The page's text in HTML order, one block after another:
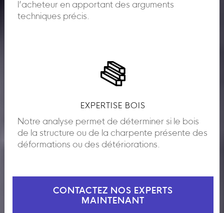
l’acheteur en apportant des arguments
techniques précis.
EXPERTISE BOIS
Notre analyse permet de déterminer si le bois
de la structure ou de la charpente présente des
déformations ou des détériorations.
CONTACTEZ NOS EXPERTS
MAINTENANT